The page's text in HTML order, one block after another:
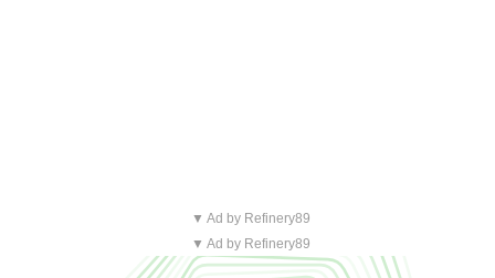
▼ Ad by Refinery89
▼ Ad by Refinery89